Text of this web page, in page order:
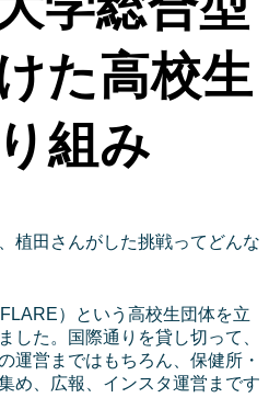
た高校生
組み
植田さんがした挑戦ってどんな
）という高校生団体を立
した。国際通りを貸し切って、
運営まではもちろん、保健所・
め、広報、インスタ運営まです